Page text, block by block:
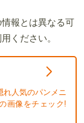
報とは異なる可
ください。
れ人気のパンメニ
画像をチェック!